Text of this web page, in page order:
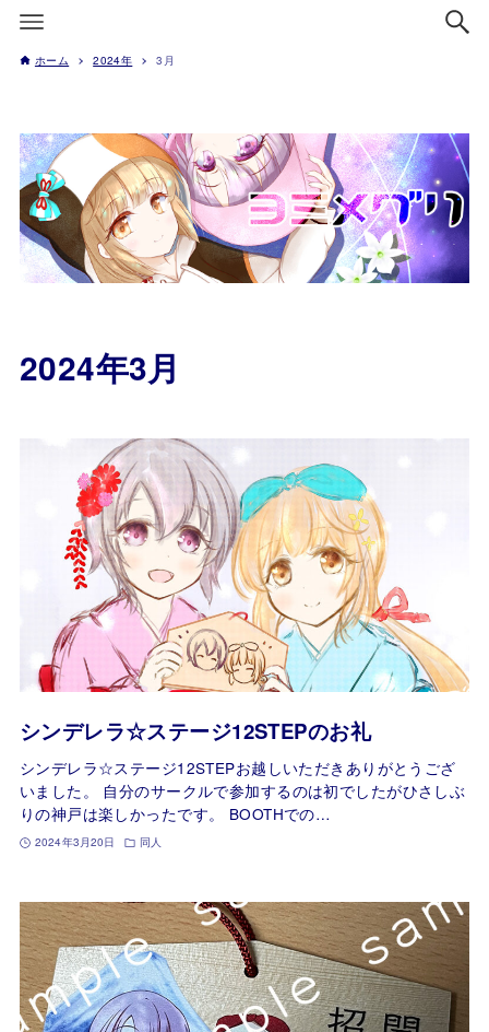
ホーム 2024年 3月
2024年3月
シンデレラ☆ステージ12STEPのお礼
シンデレラ☆ステージ12STEPお越しいただきありがとうござ
いました。 自分のサークルで参加するのは初でしたがひさしぶ
りの神戸は楽しかったです。 BOOTHでの…
2024年3月20日 同人